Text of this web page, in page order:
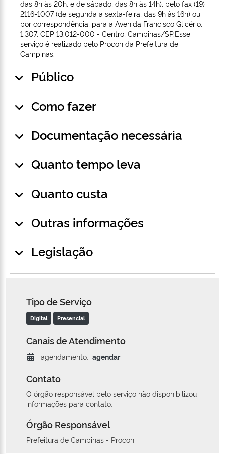
das 8h às 20h, e de sábado, das 8h às 14h), pelo fax (19)
2116-1007 (de segunda a sexta-feira, das 9h às 16h) ou
por correspondência, para a Avenida Francisco Glicério,
1.307, CEP 13.012-000 - Centro, Campinas/SP.Esse
serviço é realizado pelo Procon da Prefeitura de
Campinas.
Público
Como fazer
Documentação necessária
Quanto tempo leva
Quanto custa
Outras informações
Legislação
Tipo de Serviço
Digital Presencial
Canais de Atendimento
agendamento: agendar
Contato
O órgão responsável pelo serviço não disponibilizou
informações para contato.
Órgão Responsável
Prefeitura de Campinas - Procon